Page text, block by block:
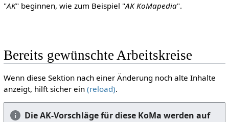
"AK" beginnen, wie zum Beispiel "AK KoMapedia".
Bereits gewünschte Arbeitskreise
Wenn diese Sektion nach einer Änderung noch alte Inhalte
anzeigt, hilft sicher ein (reload).
Die AK-Vorschläge für diese KoMa werden auf